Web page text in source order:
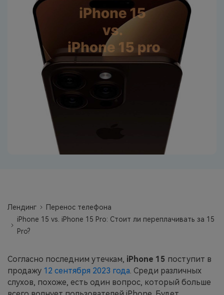
фотографии, видео и многое
другое со смартфона на смартфон,
со смартфона на ПК и наоборот.
Резервное копирование и
восстановление
Создавайте резервные копии для
18+ типов данных и данных
WhatsApp на ПК. С легкостью
восстанавливайте резервные
Перенос плейлистов
сервиса на другой.
Mutsapper
Передавайте данные WhatsApp &
Лендинг
Перенос телефона
iPhone 15 vs. iPhone 15 Pro: Стоит ли переплачивать за 15
Pro?
Согласно последним утечкам, iPhone 15 поступит в
продажу 12 сентября 2023 года. Среди различных
слухов, похоже, есть один вопрос, который больше